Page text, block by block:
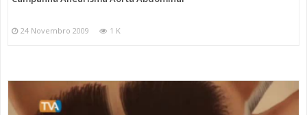
24 Novembro 2009 1 K